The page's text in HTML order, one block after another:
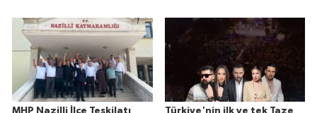
MHP Nazilli İlçe Teşkilatı
Türkiye'nin ilk ve tek Taze